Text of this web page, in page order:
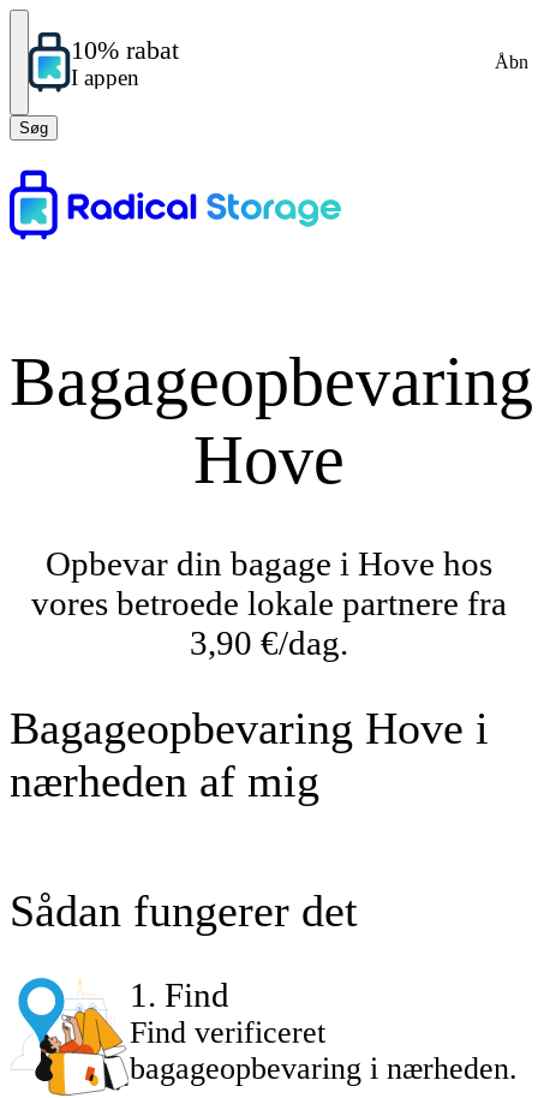
10% rabat
I appen
Åbn
Søg
Bagageopbevaring
Hove
Opbevar din bagage i Hove hos
vores betroede lokale partnere fra
3,90 €/dag.
Bagageopbevaring Hove i
nærheden af mig
Sådan fungerer det
1 . Find
Find verificeret
bagageopbevaring i nærheden.